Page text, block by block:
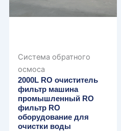
Система обратного
осмоса
2000L RO очиститель
фильтр машина
промышленный RO
фильтр RO
оборудование для
очистки воды